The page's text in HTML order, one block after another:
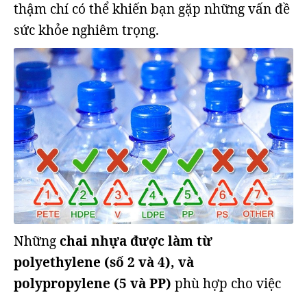
thậm chí có thể khiến bạn gặp những vấn đề
sức khỏe nghiêm trọng.
Những chai nhựa được làm từ
polyethylene (số 2 và 4), và
polypropylene (5 và PP) phù hợp cho việc